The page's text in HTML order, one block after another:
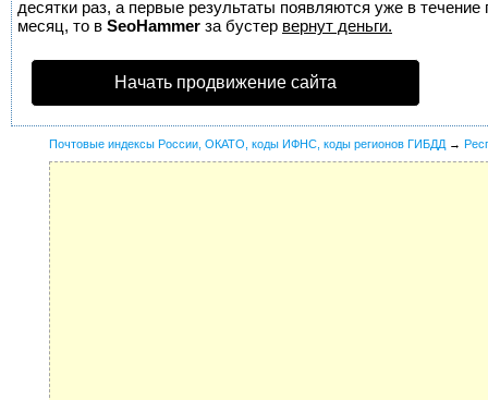
десятки раз, а первые результаты появляются уже в
месяц, то в SeoHammer за бустер вернут деньги.
Начать продвижение сайта
Почтовые индексы России, ОКАТО, коды ИФНС, коды регионов ГИБДД →